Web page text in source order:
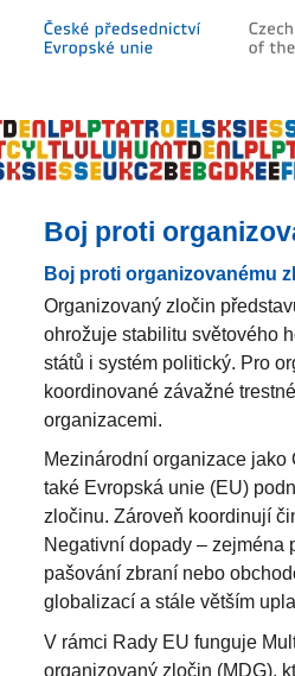
Boj proti
Boj proti organizovanému
Organizovaný zločin
ohrožuje stabilitu světového
států i systém politický. Pro
koordinované závažné
organizacemi.
Mezinárodní organizace
také Evropská unie (EU)
zločinu. Zároveň koordinují
Negativní dopady – zejména
pašování zbraní nebo
globalizací a stále větším
V rámci Rady EU funguje
organizovaný zločin (MDG),